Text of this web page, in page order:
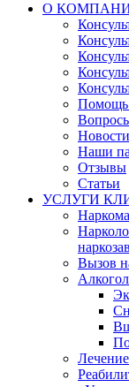
О
Помощь
Новости
Наши
Отзывы
Статьи
УСЛУГИ
Вызов